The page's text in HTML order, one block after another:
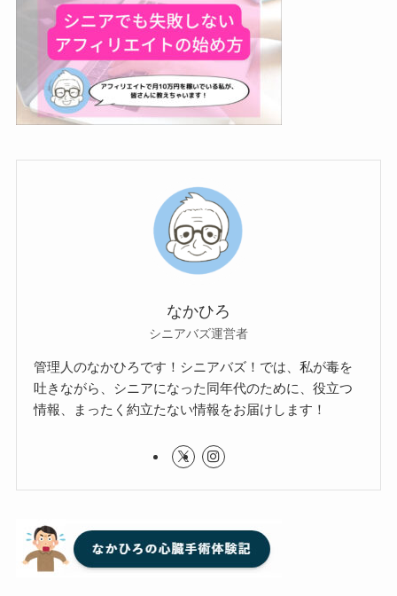
なかひろ
シニアバズ運営者
管理人のなかひろです！シニアバズ！では、私が毒を
吐きながら、シニアになった同年代のために、役立つ
情報、まったく約立たない情報をお届けします！